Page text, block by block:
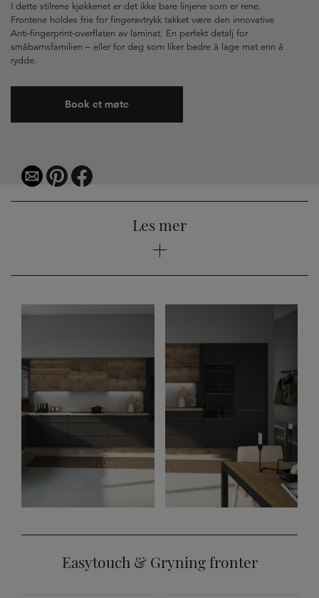
I dette stilrene kjøkkenet er det ikke bare linjene som er rene.
Frontene holdes frie for fingeravtrykk takket være den innovative
Anti-fingerprint-overflaten av laminat. En perfekt detalj for
småbarnsfamilien – eller for deg som liker bedre å lage mat enn å
rydde.
Book et møte
Les mer
Easytouch & Gryning fronter